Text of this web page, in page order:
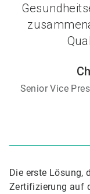
Senior Vice
Die erste Lösung,
Zertifizierung auf